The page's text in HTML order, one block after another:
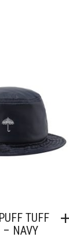
TUFF
– NAVY